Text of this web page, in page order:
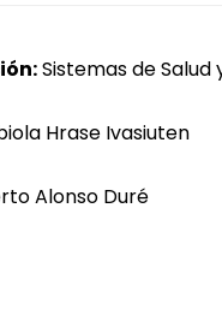
Sistemas de
Hrase Ivasiuten
Alonso Duré